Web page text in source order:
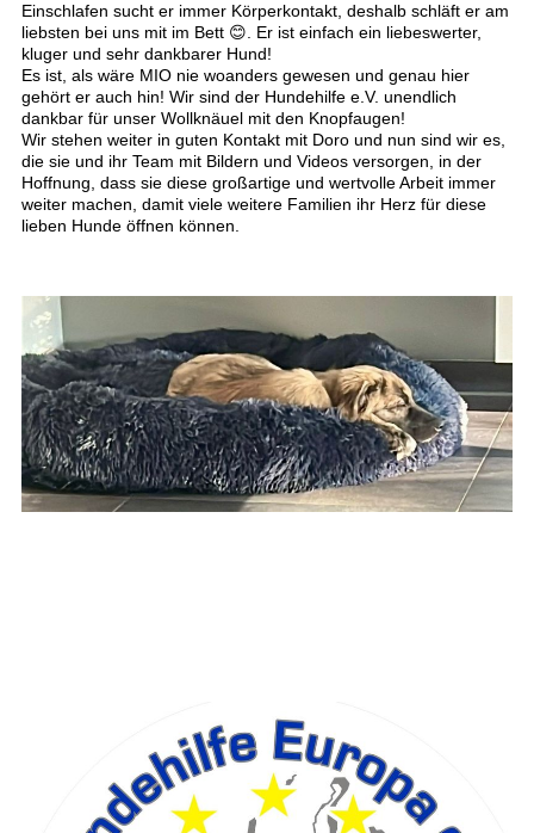
Einschlafen sucht er immer Körperkontakt, deshalb schläft er am
liebsten bei uns mit im Bett 😊. Er ist einfach ein liebeswerter,
kluger und sehr dankbarer Hund!
Es ist, als wäre MIO nie woanders gewesen und genau hier
gehört er auch hin! Wir sind der Hundehilfe e.V. unendlich
dankbar für unser Wollknäuel mit den Knopfaugen!
Wir stehen weiter in guten Kontakt mit Doro und nun sind wir es,
die sie und ihr Team mit Bildern und Videos versorgen, in der
Hoffnung, dass sie diese großartige und wertvolle Arbeit immer
weiter machen, damit viele weitere Familien ihr Herz für diese
lieben Hunde öffnen können.